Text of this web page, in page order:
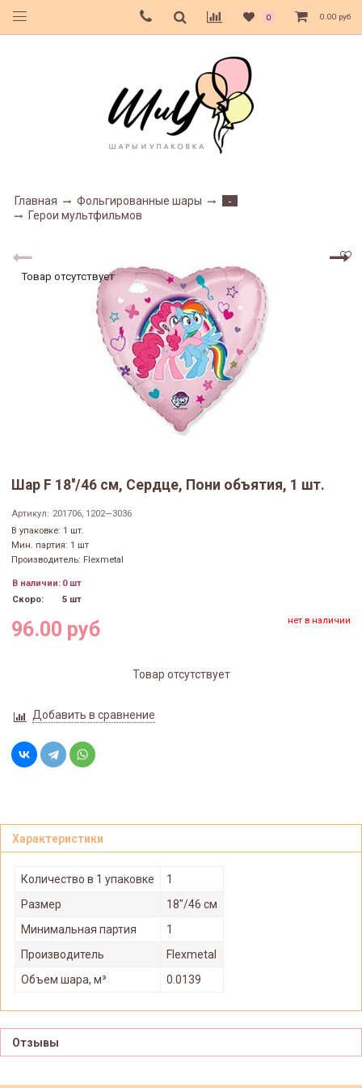
0 0.00 руб
Главная Фольгированные шары
-
Герои мультфильмов
Товар отсутствует
Шар F 18''/46 см, Сердце, Пони объятия, 1 шт.
Артикул: 201706, 1202—3036
В упаковке: 1 шт.
Мин. партия: 1 шт
Производитель: Flexmetal
В наличии: 0 шт
Скоро:
5 шт
96.00 руб нет в наличии
Товар отсутствует
Добавить в сравнение
Характеристики
Количество в 1 упаковке
1
Размер
18"/46 см
Минимальная партия
1
Производитель
Flexmetal
Объем шара, м³
0.0139
Отзывы